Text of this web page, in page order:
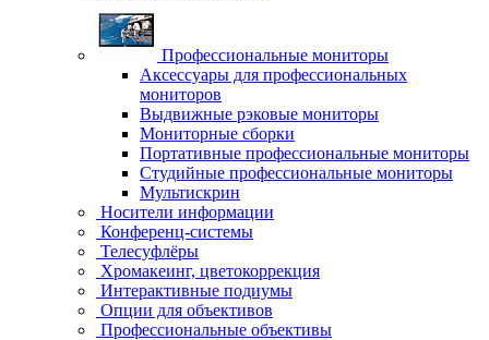
Профессиональные мониторы
Аксессуары для профессиональных
мониторов
Выдвижные рэковые мониторы
Мониторные сборки
Портативные профессиональные мониторы
Студийные профессиональные мониторы
Мультискрин
Носители информации
Конференц-системы
Телесуфлёры
Хромакеинг, цветокоррекция
Интерактивные подиумы
Опции для объективов
Профессиональные объективы